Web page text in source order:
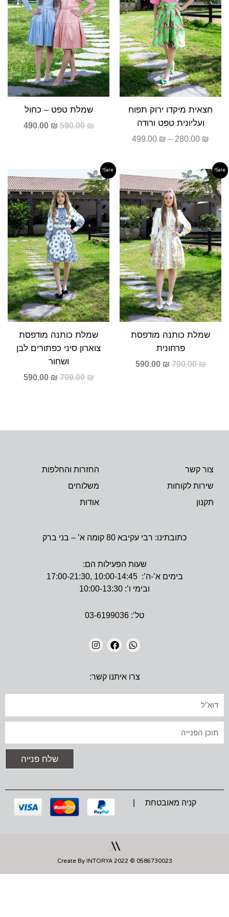
חצאית מיקדו ירוק תפוח
ועליונית טפט ורודה
280.00 ₪
–
499.00 ₪
שמלת טפט – כחול
590.00₪
490.00 ₪
Sale!
שמלת כותנה מודפסת
פרחונית
790.00₪
המקורי
היה:
790.00 ₪.
590.00 ₪
המחיר
הנוכחי
הוא:
590.00 ₪.
Sale!
שמלת כותנה מודפסת
צוארון סיני כפתורים לבן
ושחור
790.00₪
המקורי
היה:
790.00 ₪.
590.00 ₪
הנוכחי
הוא:
₪.
צור קשר
שירות לקוחות
תקנון
החזרות והחלפות
משלוחים
אודות
כתובתינו: רבי עקיבא 80 קומה א’ – בני ברק
שעות הפעילות הם:
בימים א’-ה’: 10:00-14:45 ,17:00-21:30
ובימי ו’: 10:00-13:30
טל’: 03-6199036
H
A
P
P
A
C
O
K
N
S
R
A
צרו איתנו קשר:
שלח פנייה
קניה מאובטחת |
0586730023 © 2022 Create By INTORYA